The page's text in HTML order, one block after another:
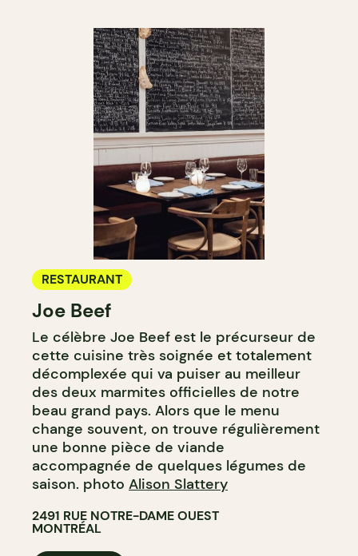
RESTAURANT
Joe Beef
Le célèbre Joe Beef est le précurseur de
cette cuisine très soignée et totalement
décomplexée qui va puiser au meilleur
des deux marmites officielles de notre
beau grand pays. Alors que le menu
change souvent, on trouve régulièrement
une bonne pièce de viande
accompagnée de quelques légumes de
saison. photo Alison Slattery
2491 RUE NOTRE-DAME OUEST
MONTRÉAL